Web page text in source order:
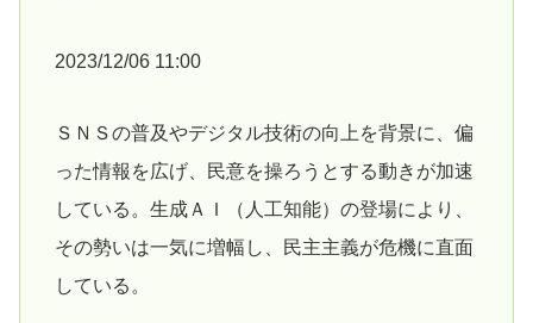
2023/12/06 11:00
ＳＮＳの普及やデジタル技術の向上を背景に、偏
った情報を広げ、民意を操ろうとする動きが加速
している。生成ＡＩ（人工知能）の登場により、
その勢いは一気に増幅し、民主主義が危機に直面
している。